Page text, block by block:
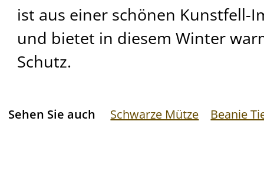
ist aus einer schönen Kunstfell-
und bietet in diesem Winter
Schutz.
Sehen Sie auch Schwarze Mütze Beanie